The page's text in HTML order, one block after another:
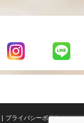
LaniLani
LaniLani
プライバシーポリシー